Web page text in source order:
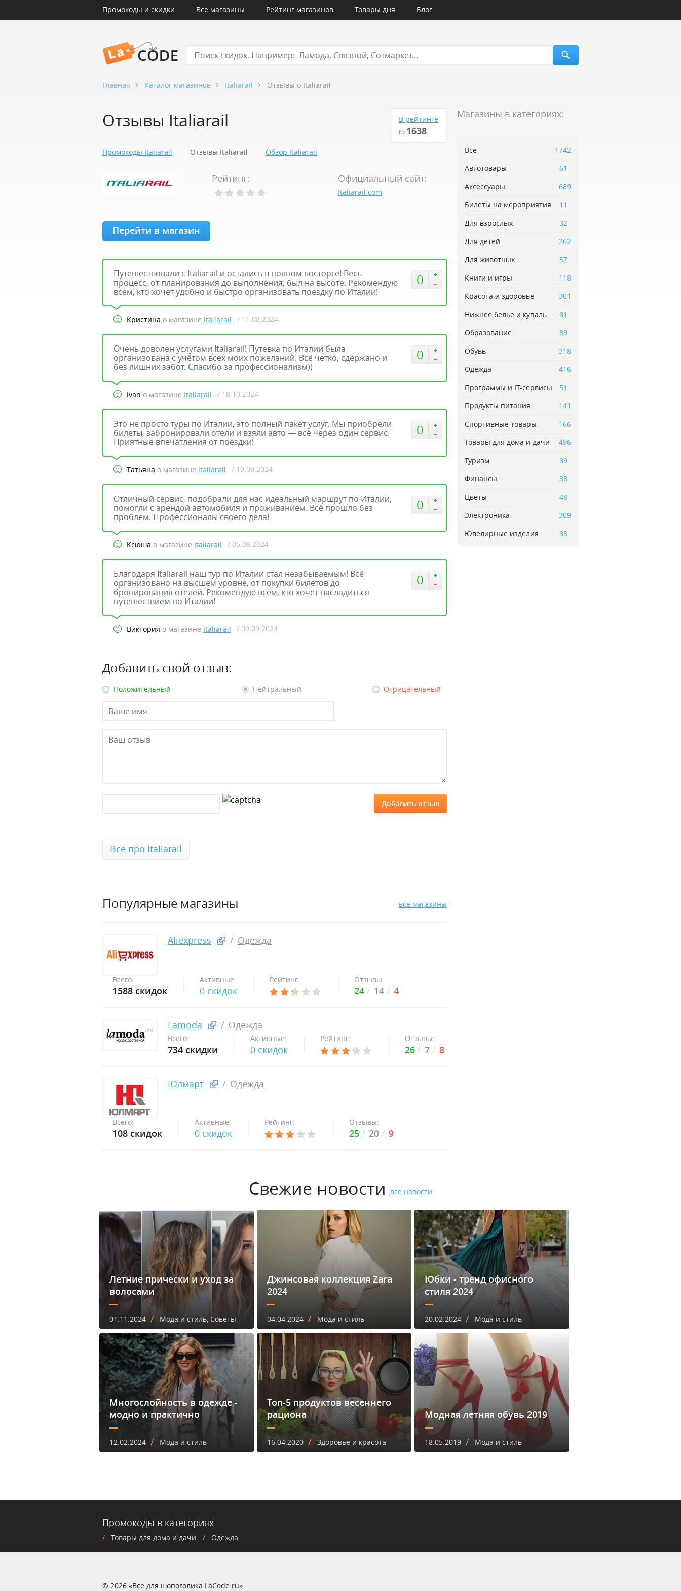
Промокоды и скидки Все магазины Рейтинг магазинов Товары дня Блог
Главная Каталог магазинов Italiarail Отзывы о Italiarail
Отзывы Italiarail В рейтинге
№ 1638
Промокоды Italiarail Отзывы Italiarail Обзор Italiarail
Рейтинг: Официальный сайт:
Italiarail.com
Перейти в магазин
0
Путешествовали с Italiarail и остались в полном восторге! Весь
процесс, от планирования до выполнения, был на высоте. Рекомендую
всем, кто хочет удобно и быстро организовать поездку по Италии!
Кристина о магазине Italiarail / 11.08.2024
0
Очень доволен услугами Italiarail! Путевка по Италии была
организована с учётом всех моих пожеланий. Всё четко, сдержано и
без лишних забот. Спасибо за профессионализм))
Ivan о магазине Italiarail / 18.10.2024
0
Это не просто туры по Италии, это полный пакет услуг. Мы приобрели
билеты, забронировали отели и взяли авто — всё через один сервис.
Приятные впечатления от поездки!
Татьяна о магазине Italiarail / 10.09.2024
0
Отличный сервис, подобрали для нас идеальный маршрут по Италии,
помогли с арендой автомобиля и проживанием. Всё прошло без
проблем. Профессионалы своего дела!
Ксюша о магазине Italiarail / 05.08.2024
0
Благодаря Italiarail наш тур по Италии стал незабываемым! Всё
организовано на высшем уровне, от покупки билетов до
бронирования отелей. Рекомендую всем, кто хочет насладиться
путешествием по Италии!
Виктория о магазине Italiarail / 09.09.2024
Добавить свой отзыв:
Положительный Нейтральный Отрицательный
Все про Italiarail
Популярные магазины все магазины
Aliexpress Одежда
Всего:
1588 скидок
Активные:
0 скидок
Рейтинг: Отзывы:
24 14 4
Lamoda Одежда
Всего:
734 скидки
Активные:
0 скидок
Рейтинг: Отзывы:
26 7 8
Юлмарт Одежда
Всего:
108 скидок
Активные:
0 скидок
Рейтинг: Отзывы:
25 20 9
Магазины в категориях:
Все
1742
Автотовары
61
Аксессуары
689
Билеты на мероприятия
11
Для взрослых
32
Для детей
262
Для животных
57
Книги и игры
118
Красота и здоровье
301
Нижнее белье и купаль...
81
Образование
89
Обувь
318
Одежда
416
Программы и IT-сервисы
51
Продукты питания
141
Спортивные товары
166
Товары для дома и дачи
496
Туризм
89
Финансы
38
Цветы
48
Электроника
309
Ювелирные изделия
83
Свежие новости все новости
Летние прически и уход за
волосами
01.11.2024 / Мода и стиль, Советы
Джинсовая коллекция Zara
2024
04.04.2024 / Мода и стиль
Юбки - тренд офисного
стиля 2024
20.02.2024 / Мода и стиль
Многослойность в одежде -
модно и практично
12.02.2024 / Мода и стиль
Топ-5 продуктов весеннего
рациона
16.04.2020 / Здоровье и красота
Модная летняя обувь 2019
18.05.2019 / Мода и стиль
Промокоды в категориях
Товары для дома и дачи Одежда
© 2026 «Все для шопоголика LaCode.ru»